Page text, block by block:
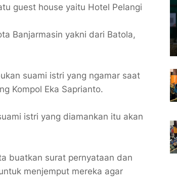
guest house yaitu Hotel Pelangi
Banjarmasin yakni dari Batola,
suami istri yang ngamar saat
Kompol Eka Saprianto.
istri yang diamankan itu akan
buatkan surat pernyataan dan
menjemput mereka agar